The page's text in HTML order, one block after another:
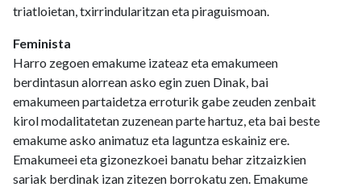
triatloietan, txirrindularitzan eta piraguismoan.
Feminista
Harro zegoen emakume izateaz eta emakumeen
berdintasun alorrean asko egin zuen Dinak, bai
emakumeen partaidetza erroturik gabe zeuden zenbait
kirol modalitatetan zuzenean parte hartuz, eta bai beste
emakume asko animatuz eta laguntza eskainiz ere.
Emakumeei eta gizonezkoei banatu behar zitzaizkien
sariak berdinak izan zitezen borrokatu zen. Emakume